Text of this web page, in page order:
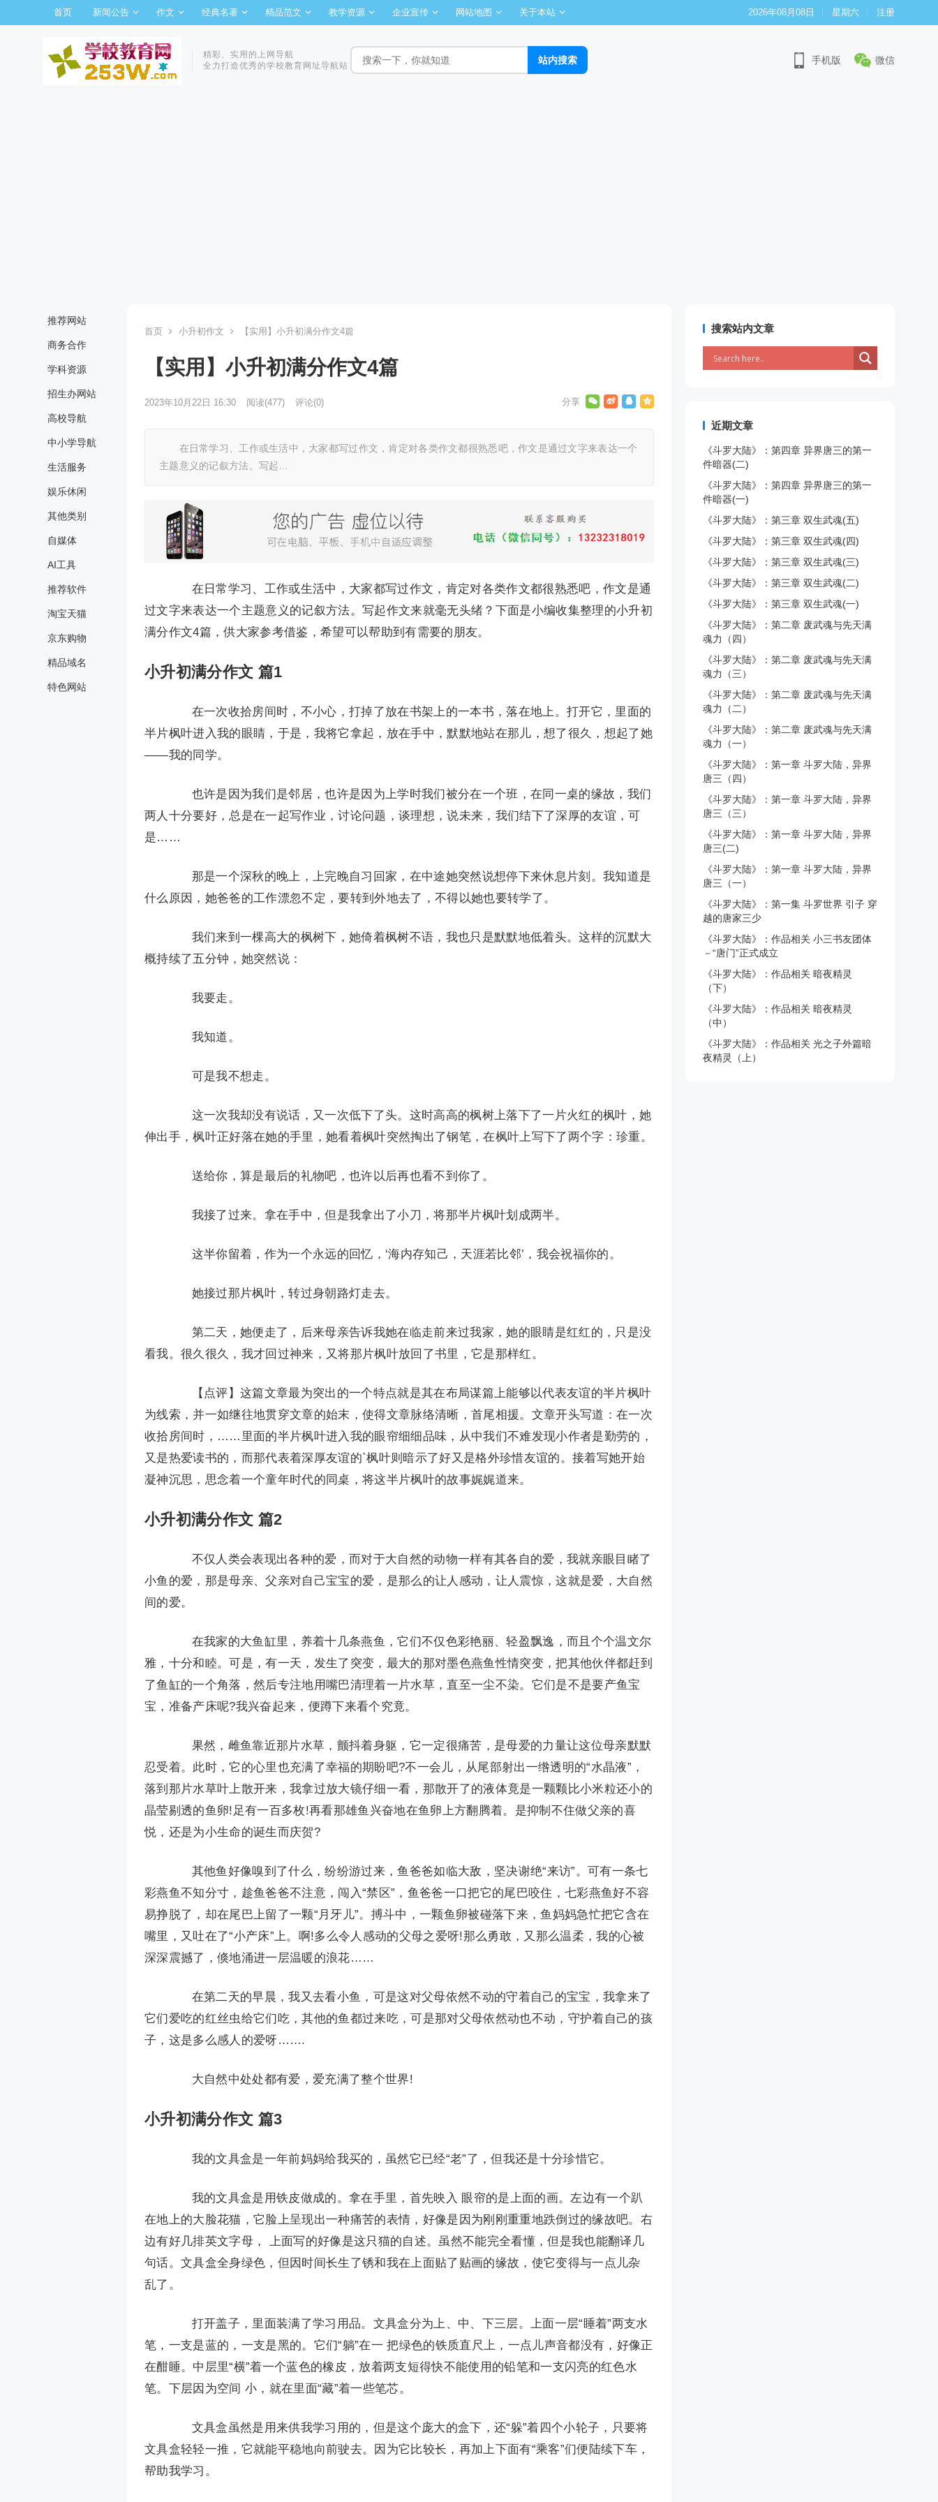
首页 新闻公告 作文 经典名著 精品范文 教学资源 企业宣传 网站地图 关于本站 2026年08月08日 星期六 注册
精彩、实用的上网导航
全力打造优秀的学校教育网址导航站
手机版 微信
推荐网站
商务合作
学科资源
招生办网站
高校导航
中小学导航
生活服务
娱乐休闲
其他类别
自媒体
AI工具
推荐软件
淘宝天猫
京东购物
精品域名
特色网站
首页 小升初作文 【实用】小升初满分作文4篇
【实用】小升初满分作文4篇
2023年10月22日 16:30 阅读(477) 评论(0)
在日常学习、工作或生活中，大家都写过作文，肯定对各类作文都很熟悉吧，作文是通过文字来表达一个
主题意义的记叙方法。写起…
在日常学习、工作或生活中，大家都写过作文，肯定对各类作文都很熟悉吧，作文是通
过文字来表达一个主题意义的记叙方法。写起作文来就毫无头绪？下面是小编收集整理的小升初
满分作文4篇，供大家参考借鉴，希望可以帮助到有需要的朋友。
小升初满分作文 篇1
在一次收拾房间时，不小心，打掉了放在书架上的一本书，落在地上。打开它，里面的
半片枫叶进入我的眼睛，于是，我将它拿起，放在手中，默默地站在那儿，想了很久，想起了她
——我的同学。
也许是因为我们是邻居，也许是因为上学时我们被分在一个班，在同一桌的缘故，我们
两人十分要好，总是在一起写作业，讨论问题，谈理想，说未来，我们结下了深厚的友谊，可
是……
那是一个深秋的晚上，上完晚自习回家，在中途她突然说想停下来休息片刻。我知道是
什么原因，她爸爸的工作漂忽不定，要转到外地去了，不得以她也要转学了。
我们来到一棵高大的枫树下，她倚着枫树不语，我也只是默默地低着头。这样的沉默大
概持续了五分钟，她突然说：
我要走。
我知道。
可是我不想走。
这一次我却没有说话，又一次低下了头。这时高高的枫树上落下了一片火红的枫叶，她
伸出手，枫叶正好落在她的手里，她看着枫叶突然掏出了钢笔，在枫叶上写下了两个字：珍重。
送给你，算是最后的礼物吧，也许以后再也看不到你了。
我接了过来。拿在手中，但是我拿出了小刀，将那半片枫叶划成两半。
这半你留着，作为一个永远的回忆，‘海内存知己，天涯若比邻’，我会祝福你的。
她接过那片枫叶，转过身朝路灯走去。
第二天，她便走了，后来母亲告诉我她在临走前来过我家，她的眼睛是红红的，只是没
看我。很久很久，我才回过神来，又将那片枫叶放回了书里，它是那样红。
【点评】这篇文章最为突出的一个特点就是其在布局谋篇上能够以代表友谊的半片枫叶
为线索，并一如继往地贯穿文章的始末，使得文章脉络清晰，首尾相援。文章开头写道：在一次
收拾房间时，……里面的半片枫叶进入我的眼帘细细品味，从中我们不难发现小作者是勤劳的，
又是热爱读书的，而那代表着深厚友谊的`枫叶则暗示了好又是格外珍惜友谊的。接着写她开始
凝神沉思，思念着一个童年时代的同桌，将这半片枫叶的故事娓娓道来。
小升初满分作文 篇2
不仅人类会表现出各种的爱，而对于大自然的动物一样有其各自的爱，我就亲眼目睹了
小鱼的爱，那是母亲、父亲对自己宝宝的爱，是那么的让人感动，让人震惊，这就是爱，大自然
间的爱。
在我家的大鱼缸里，养着十几条燕鱼，它们不仅色彩艳丽、轻盈飘逸，而且个个温文尔
雅，十分和睦。可是，有一天，发生了突变，最大的那对墨色燕鱼性情突变，把其他伙伴都赶到
了鱼缸的一个角落，然后专注地用嘴巴清理着一片水草，直至一尘不染。它们是不是要产鱼宝
宝，准备产床呢?我兴奋起来，便蹲下来看个究竟。
果然，雌鱼靠近那片水草，颤抖着身躯，它一定很痛苦，是母爱的力量让这位母亲默默
忍受着。此时，它的心里也充满了幸福的期盼吧?不一会儿，从尾部射出一绺透明的“水晶液”，
落到那片水草叶上散开来，我拿过放大镜仔细一看，那散开了的液体竟是一颗颗比小米粒还小的
晶莹剔透的鱼卵!足有一百多枚!再看那雄鱼兴奋地在鱼卵上方翻腾着。是抑制不住做父亲的喜
悦，还是为小生命的诞生而庆贺?
其他鱼好像嗅到了什么，纷纷游过来，鱼爸爸如临大敌，坚决谢绝“来访”。可有一条七
彩燕鱼不知分寸，趁鱼爸爸不注意，闯入“禁区”，鱼爸爸一口把它的尾巴咬住，七彩燕鱼好不容
易挣脱了，却在尾巴上留了一颗“月牙儿”。搏斗中，一颗鱼卵被碰落下来，鱼妈妈急忙把它含在
嘴里，又吐在了“小产床”上。啊!多么令人感动的父母之爱呀!那么勇敢，又那么温柔，我的心被
深深震撼了，倏地涌进一层温暖的浪花……
在第二天的早晨，我又去看小鱼，可是这对父母依然不动的守着自己的宝宝，我拿来了
它们爱吃的红丝虫给它们吃，其他的鱼都过来吃，可是那对父母依然动也不动，守护着自己的孩
子，这是多么感人的爱呀…….
大自然中处处都有爱，爱充满了整个世界!
小升初满分作文 篇3
我的文具盒是一年前妈妈给我买的，虽然它已经“老”了，但我还是十分珍惜它。
我的文具盒是用铁皮做成的。拿在手里，首先映入 眼帘的是上面的画。左边有一个趴
在地上的大脸花猫，它脸上呈现出一种痛苦的表情，好像是因为刚刚重重地跌倒过的缘故吧。右
边有好几排英文字母， 上面写的好像是这只猫的自述。虽然不能完全看懂，但是我也能翻译几
句话。文具盒全身绿色，但因时间长生了锈和我在上面贴了贴画的缘故，使它变得与一点儿杂
乱了。
打开盖子，里面装满了学习用品。文具盒分为上、中、下三层。上面一层“睡着”两支水
笔，一支是蓝的，一支是黑的。它们“躺”在一 把绿色的铁质直尺上，一点儿声音都没有，好像正
在酣睡。中层里“横”着一个蓝色的橡皮，放着两支短得快不能使用的铅笔和一支闪亮的红色水
笔。下层因为空间 小，就在里面“藏”着一些笔芯。
文具盒虽然是用来供我学习用的，但是这个庞大的盒下，还“躲”着四个小轮子，只要将
文具盒轻轻一推，它就能平稳地向前驶去。因为它比较长，再加上下面有“乘客”们便陆续下车，
帮助我学习。
搜索站内文章
近期文章
《斗罗大陆》：第四章 异界唐三的第一
件暗器(二)
《斗罗大陆》：第四章 异界唐三的第一
件暗器(一)
《斗罗大陆》：第三章 双生武魂(五)
《斗罗大陆》：第三章 双生武魂(四)
《斗罗大陆》：第三章 双生武魂(三)
《斗罗大陆》：第三章 双生武魂(二)
《斗罗大陆》：第三章 双生武魂(一)
《斗罗大陆》：第二章 废武魂与先天满
魂力（四）
《斗罗大陆》：第二章 废武魂与先天满
魂力（三）
《斗罗大陆》：第二章 废武魂与先天满
魂力（二）
《斗罗大陆》：第二章 废武魂与先天满
魂力（一）
《斗罗大陆》：第一章 斗罗大陆，异界
唐三（四）
《斗罗大陆》：第一章 斗罗大陆，异界
唐三（三）
《斗罗大陆》：第一章 斗罗大陆，异界
唐三(二)
《斗罗大陆》：第一章 斗罗大陆，异界
唐三（一）
《斗罗大陆》：第一集 斗罗世界 引子 穿
越的唐家三少
《斗罗大陆》：作品相关 小三书友团体
－“唐门”正式成立
《斗罗大陆》：作品相关 暗夜精灵
（下）
《斗罗大陆》：作品相关 暗夜精灵
（中）
《斗罗大陆》：作品相关 光之子外篇暗
夜精灵（上）